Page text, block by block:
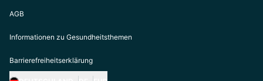
AGB
Informationen zu Gesundheitsthemen
Barrierefreiheitserklärung